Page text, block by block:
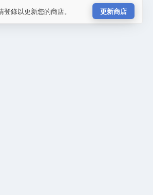
錄以更新您的商店。 更新商店